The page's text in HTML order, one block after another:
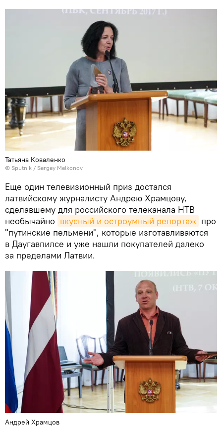
Татьяна Коваленко
© Sputnik / Sergey Melkonov
Еще один телевизионный приз достался
латвийскому журналисту Андрею Храмцову,
сделавшему для российского телеканала НТВ
необычайно вкусный и остроумный репортаж про
"путинские пельмени", которые изготавливаются
в Даугавпилсе и уже нашли покупателей далеко
за пределами Латвии.
Андрей Храмцов